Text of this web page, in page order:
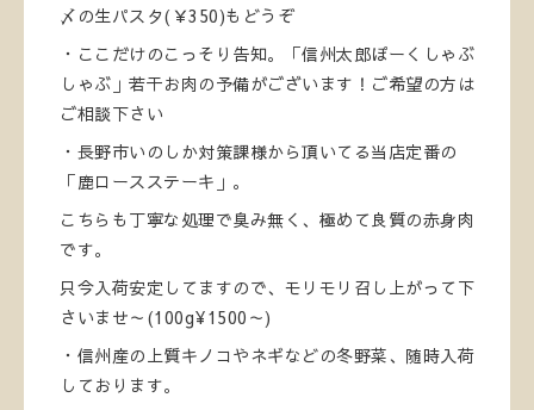
〆の生パスタ(￥350)もどうぞ
・ここだけのこっそり告知。「信州太郎ぽーくしゃぶ
しゃぶ」若干お肉の予備がございます！ご希望の方は
ご相談下さい
・長野市いのしか対策課様から頂いてる当店定番の
「鹿ロースステーキ」。
こちらも丁寧な処理で臭み無く、極めて良質の赤身肉
です。
只今入荷安定してますので、モリモリ召し上がって下
さいませ～(100g¥1500～)
・信州産の上質キノコやネギなどの冬野菜、随時入荷
しております。